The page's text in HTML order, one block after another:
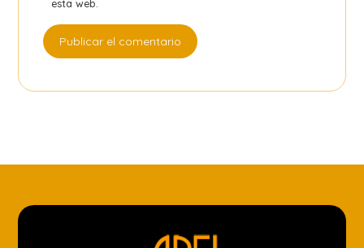
esta web.
Publicar el comentario